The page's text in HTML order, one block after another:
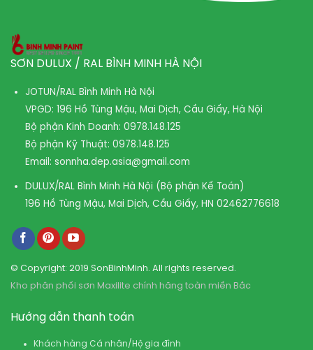
SƠN DULUX / RAL BÌNH MINH HÀ NỘI
JOTUN/RAL Bình Minh Hà Nội
VPGD: 196 Hồ Tùng Mậu, Mai Dịch, Cầu Giấy, Hà Nội
Bộ phận Kinh Doanh: 0978.148.125
Bộ phận Kỹ Thuật: 0978.148.125
Email: sonnha.dep.asia@gmail.com
DULUX/RAL Bình Minh Hà Nội (Bộ phận Kế Toán)
196 Hồ Tùng Mậu, Mai Dịch, Cầu Giấy, HN 02462776618
© Copyright: 2019 SonBinhMinh. All rights reserved.
Kho phân phối sơn Maxilite chính hãng toàn miền Bắc
Hướng dẫn thanh toán
Khách hàng Cá nhân/Hộ gia đình